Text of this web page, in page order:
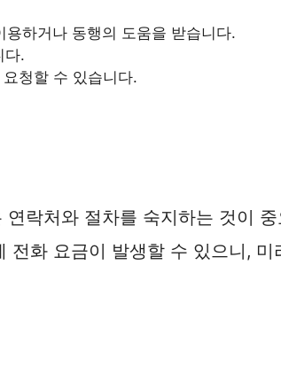
하거나 동행의 도움을 받습니다.
다.
청할 수 있습니다.
락처와 절차를 숙지하는 것이
화 요금이 발생할 수 있으니, 미